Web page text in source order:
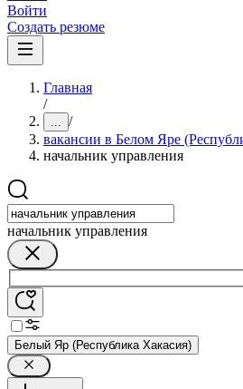
Войти
Создать резюме
Главная
/
... /
вакансии в Белом Яре
начальник управления
начальник управления
Белый Яр (Республика Хакасия)